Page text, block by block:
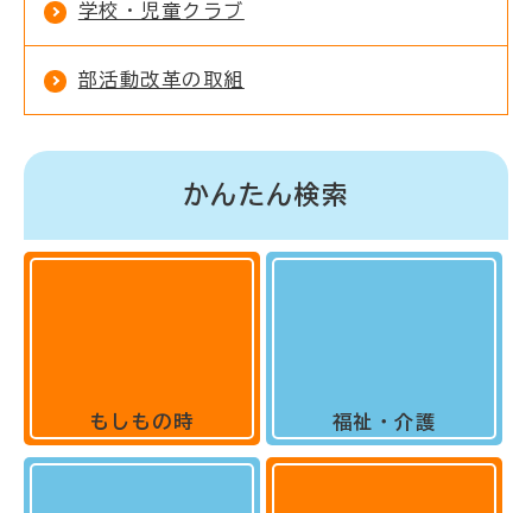
学校・児童クラブ
部活動改革の取組
かんたん検索
もしもの時 福祉・介護